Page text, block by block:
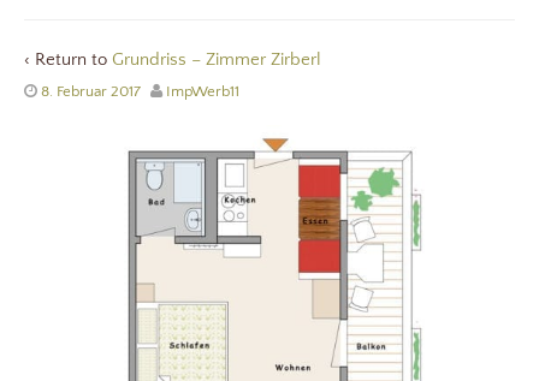
‹ Return to Grundriss – Zimmer Zirberl
8. Februar 2017 ImpWerb11